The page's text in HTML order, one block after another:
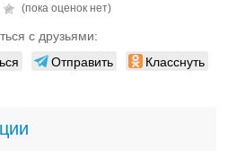
(пока оценок нет)
с друзьями:
Отправить Класснуть